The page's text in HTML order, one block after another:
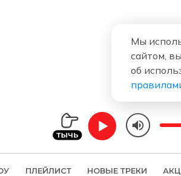
ПЛЕЙЛИСТ НОВЫЕ ТРЕКИ
Мы
сайтом,
об